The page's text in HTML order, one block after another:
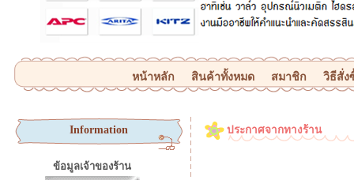
หน้าหลัก สินค้าทั้งหมด สมาชิก วิธีสั่
Information
ข้อมูลเจ้าของร้าน
ประกาศจากทางร้าน